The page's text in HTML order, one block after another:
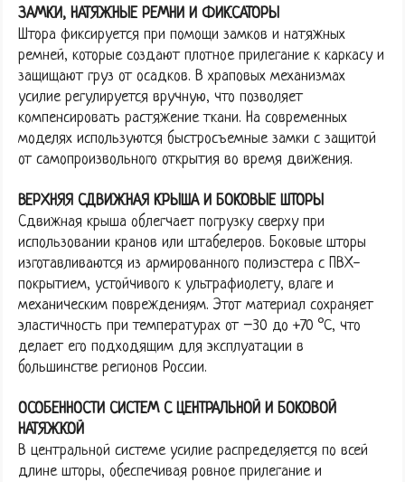
ЗАМКИ, НАТЯЖНЫЕ РЕМНИ И ФИКСАТОРЫ
Штора фиксируется при помощи замков и натяжных
ремней, которые создают плотное прилегание к каркасу и
защищают груз от осадков. В храповых механизмах
усилие регулируется вручную, что позволяет
компенсировать растяжение ткани. На современных
моделях используются быстросъемные замки с защитой
от самопроизвольного открытия во время движения.
ВЕРХНЯЯ СДВИЖНАЯ КРЫША И БОКОВЫЕ ШТОРЫ
Сдвижная крыша облегчает погрузку сверху при
использовании кранов или штабелеров. Боковые шторы
изготавливаются из армированного полиэстера с ПВХ-
покрытием, устойчивого к ультрафиолету, влаге и
механическим повреждениям. Этот материал сохраняет
эластичность при температурах от −30 до +70 °C, что
делает его подходящим для эксплуатации в
большинстве регионов России.
ОСОБЕННОСТИ СИСТЕМ С ЦЕНТРАЛЬНОЙ И БОКОВОЙ
НАТЯЖКОЙ
В центральной системе усилие распределяется по всей
длине шторы, обеспечивая ровное прилегание и